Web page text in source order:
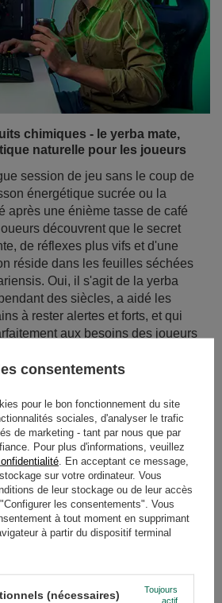
chimiques - le yerba mate,
naturelle pour les joueurs
session de jeu sans le coup de
énergétique sucrée ou la
après une énième tasse de café
découvrent que le secret
de réflexes plus vifs et d'une
réside dans les feuilles séchées
Oui, il s'agit de la yerba
des siècles, a aidé les
à rester alertes et forts, et qui
aux besoins des joueurs
thé bleu de Clitoria ternatea.
et ses utilisations !
consentements
pour le bon fonctionnement du site
sociales, d'analyser le trafic
de marketing - tant par nous que par
Pour plus d'informations, veuillez
. En acceptant ce message,
sur votre ordinateur. Vous
de leur stockage ou de leur accès
les consentements". Vous
à tout moment en supprimant
à partir du dispositif terminal
(nécessaires)
Toujours
actif